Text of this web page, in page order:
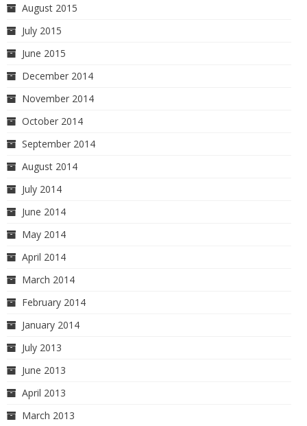
August 2015
July 2015
June 2015
December 2014
November 2014
October 2014
September 2014
August 2014
July 2014
June 2014
May 2014
April 2014
March 2014
February 2014
January 2014
July 2013
June 2013
April 2013
March 2013